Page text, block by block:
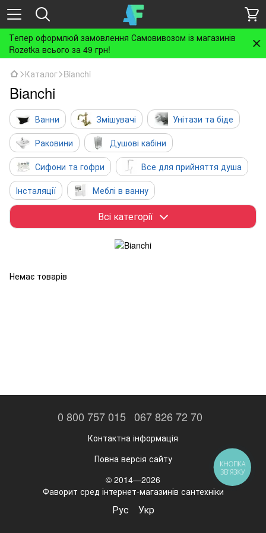
Тепер оформлюй замовлення Самовивозом із магазинів
Rozetka всього за 49 грн!
Каталог Bianchi
Bianchi
Ванни Змішувачі
Унітази та біде
Раковини
Душові кабіни
Сифони та гофри
Все для прийняття душа
Інсталяції
Меблі в ванну
Рушникосушки та радіатори
Аксесуари
Інженерна сантехніка
Всі категорії
Немає товарів
0 800 757 015 067 826 72 70
Контактна інформація
Повна версія сайту
© 2014—2026
Фаворит сред інтернет-магазинів сантехніки
Рус Укр
КНОПКА
ЗВ'ЯЗКУ